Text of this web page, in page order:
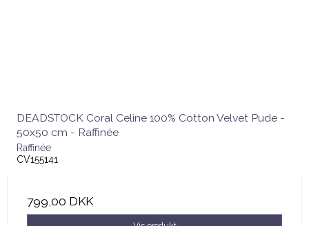
DEADSTOCK Coral Celine 100% Cotton Velvet Pude -
50x50 cm - Raffinée
Raffinée
CV155141
799,00 DKK